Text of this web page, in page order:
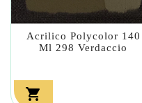
Acrilico Polycolor 140
Ml 298 Verdaccio
